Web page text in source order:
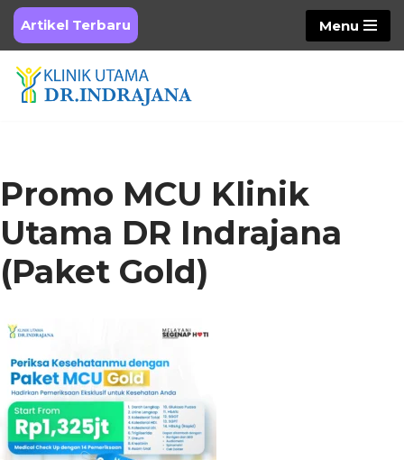
Skip
to
content
Artikel Terbaru Menu
Promo MCU Klinik
Utama DR Indrajana
(Paket Gold)